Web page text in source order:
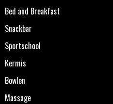
Bed and Breakfast
Snackbar
Sportschool
Kermis
Bowlen
Massage